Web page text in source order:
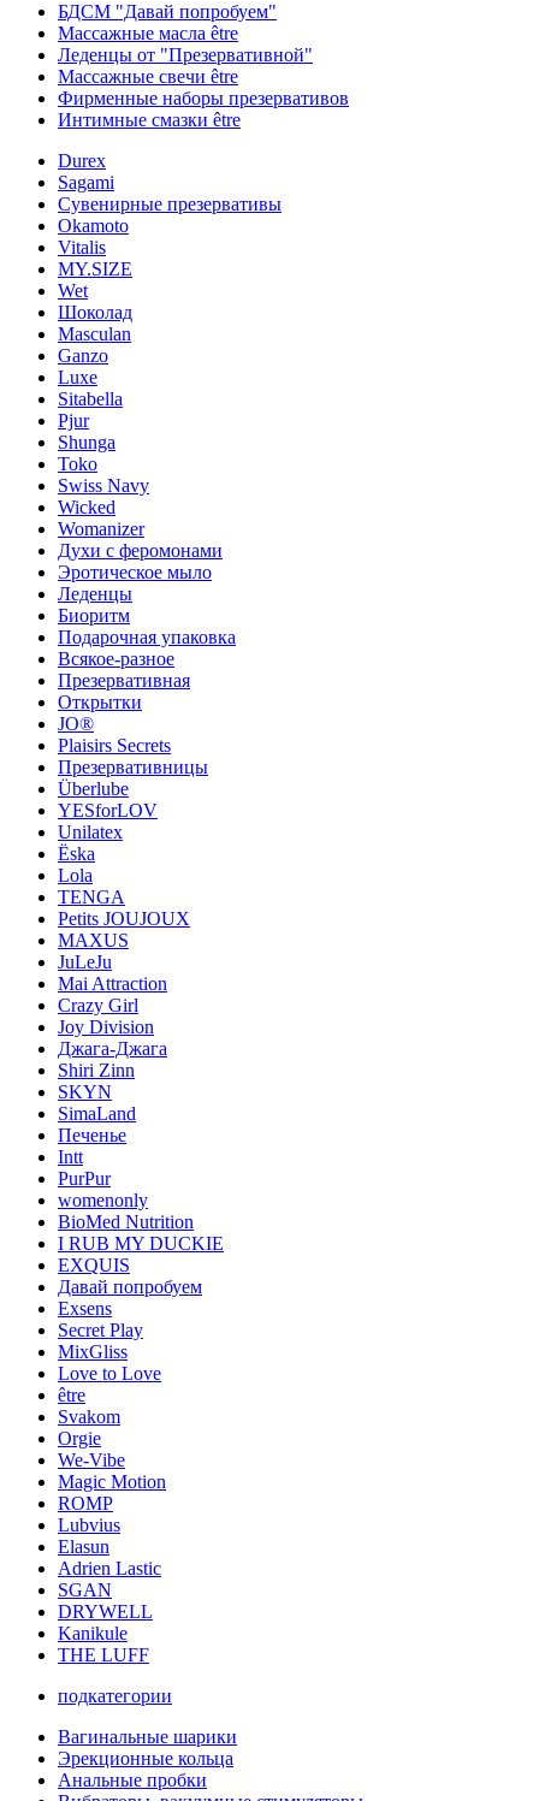
БДСМ "Давай попробуем"
Массажные масла être
Леденцы от "Презервативной"
Массажные свечи être
Фирменные наборы презервативов
Интимные смазки être
Durex
Sagami
Сувенирные презервативы
Okamoto
Vitalis
MY.SIZE
Wet
Шоколад
Masculan
Ganzo
Luxe
Sitabella
Pjur
Shunga
Toko
Swiss Navy
Wicked
Womanizer
Духи с феромонами
Эротическое мыло
Леденцы
Биоритм
Подарочная упаковка
Всякое-разное
Презервативная
Открытки
JO®
Plaisirs Secrets
Презервативницы
Überlube
YESforLOV
Unilatex
Ёska
Lola
TENGA
Petits JOUJOUX
MAXUS
JuLeJu
Mai Attraction
Crazy Girl
Joy Division
Джага-Джага
Shiri Zinn
SKYN
SimaLand
Печенье
Intt
PurPur
womenonly
BioMed Nutrition
I RUB MY DUCKIE
EXQUIS
Давай попробуем
Exsens
Secret Play
MixGliss
Love to Love
être
Svakom
Orgie
We-Vibe
Magic Motion
ROMP
Lubvius
Elasun
Adrien Lastic
SGAN
DRYWELL
Kanikule
THE LUFF
подкатегории
Вагинальные шарики
Эрекционные кольца
Анальные пробки